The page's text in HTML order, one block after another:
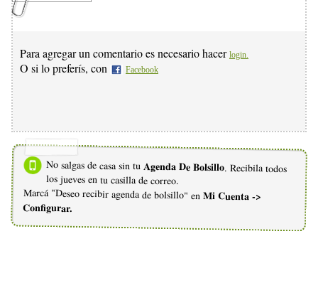
Para agregar un comentario es necesario hacer login.
O si lo preferís, con Facebook
No salgas de casa sin tu Agenda De Bolsillo. Recibila todos
los jueves en tu casilla de correo.
Marcá "Deseo recibir agenda de bolsillo" en Mi Cuenta ->
Configurar.